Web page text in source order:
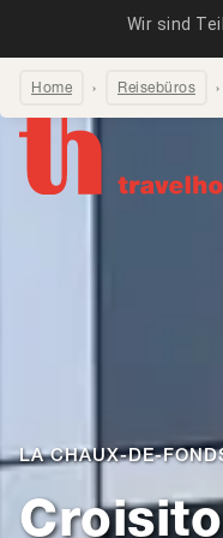
Home Reisebüros
LA CHAUX-DE-